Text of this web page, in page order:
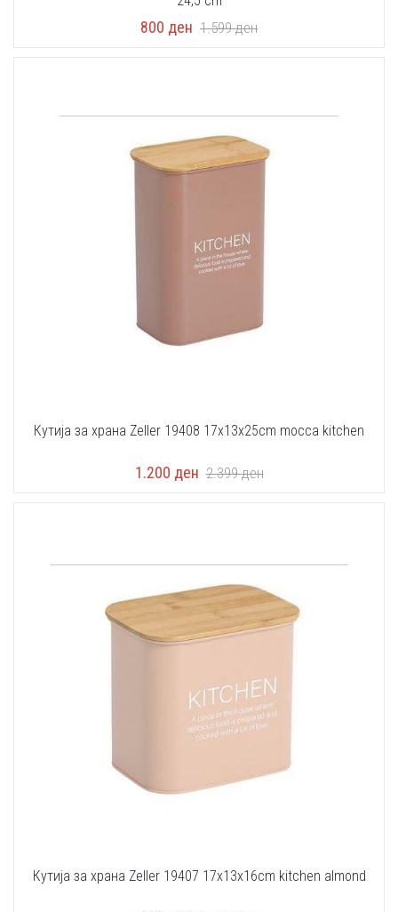
800 ден 1.599ден
Кутија за храна Zeller 19408 17x13x25cm mocca kitchen
1.200 ден 2.399ден
Кутија за храна Zeller 19407 17x13x16cm kitchen almond